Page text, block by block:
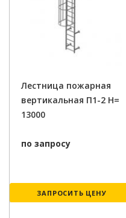
Лестница пожарная
вертикальная П1-2 H=
13000
по запросу
ЗАПРОСИТЬ ЦЕНУ